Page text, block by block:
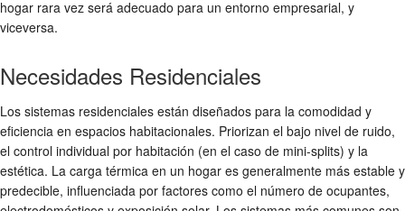
hogar rara vez será adecuado para un entorno empresarial, y
viceversa.
Necesidades Residenciales
Los sistemas residenciales están diseñados para la comodidad y
eficiencia en espacios habitacionales. Priorizan el bajo nivel de ruido,
el control individual por habitación (en el caso de mini-splits) y la
estética. La carga térmica en un hogar es generalmente más estable y
predecible, influenciada por factores como el número de ocupantes,